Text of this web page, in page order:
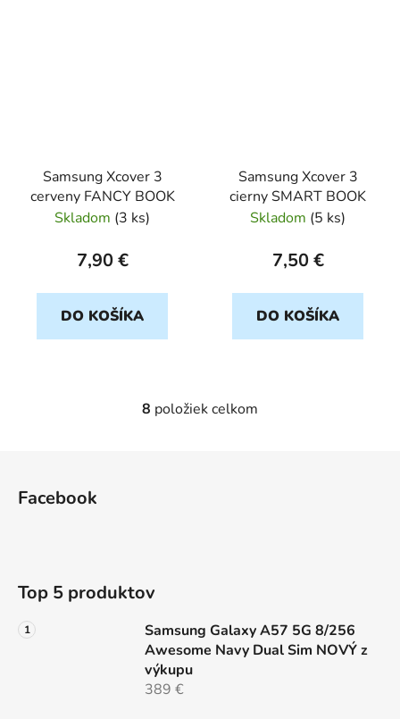
Samsung Xcover 3
cerveny FANCY BOOK
Skladom (3 ks)
7,90 €
DO KOŠÍKA
Samsung Xcover 3
cierny SMART BOOK
Skladom (5 ks)
7,50 €
DO KOŠÍKA
O
v
k
8 položiek celkom
Facebook
Top 5 produktov
Samsung Galaxy A57 5G 8/256
Awesome Navy Dual Sim NOVÝ z
výkupu
389 €